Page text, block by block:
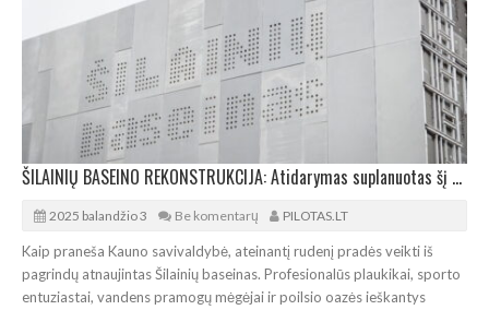
ŠILAINIŲ BASEINO REKONSTRUKCIJA: Atidarymas suplanuotas šį rudenį
2025 balandžio 3 Be komentarų PILOTAS.LT
Kaip praneša Kauno savivaldybė, ateinantį rudenį pradės veikti iš
pagrindų atnaujintas Šilainių baseinas. Profesionalūs plaukikai, sporto
entuziastai, vandens pramogų mėgėjai ir poilsio oazės ieškantys